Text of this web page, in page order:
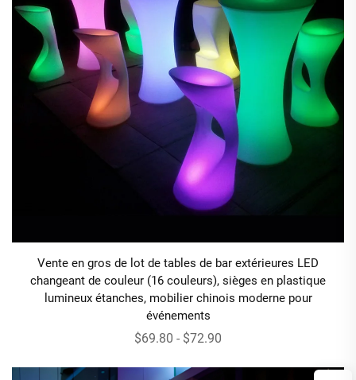
Vente en gros de lot de tables de bar extérieures LED
changeant de couleur (16 couleurs), sièges en plastique
lumineux étanches, mobilier chinois moderne pour
événements
$69.80 - $72.90